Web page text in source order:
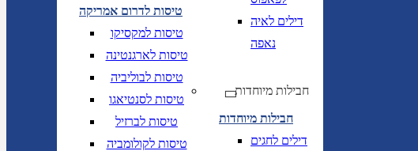
טיסות לדרום אמריקה
טיסות למקסיקו
טיסות לארגנטינה
טיסות לבוליביה
טיסות לסנטיאגו
טיסות לברזיל
טיסות לקולומביה
דילים לאיה
נאפה
חבילות מיוחדות
חבילות מיוחדות
דילים לחגים